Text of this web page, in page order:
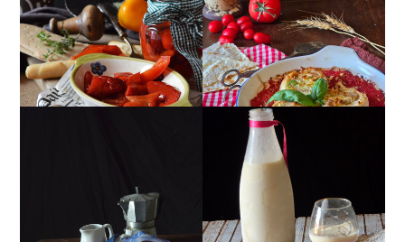
PEPERONI ALLA
PIEMONTESE
GIRANDOLE DI
RICOTTA
MUG CAKE AL
CIOCCOLATO
MANDORLITO